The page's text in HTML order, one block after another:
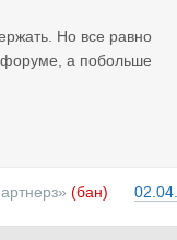
Но все равно
форуме, а побольше
(бан)